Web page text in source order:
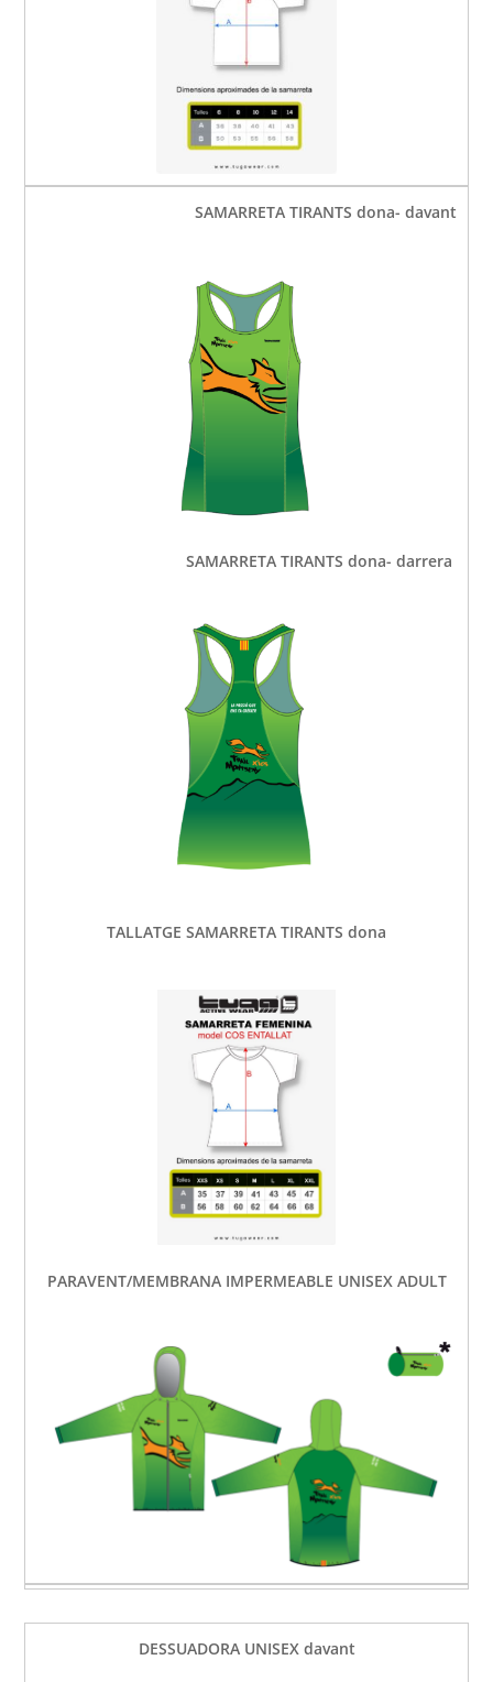
SAMARRETA TIRANTS dona- davant
SAMARRETA TIRANTS dona- darrera
TALLATGE SAMARRETA TIRANTS dona
PARAVENT/MEMBRANA IMPERMEABLE UNISEX ADULT
DESSUADORA UNISEX davant